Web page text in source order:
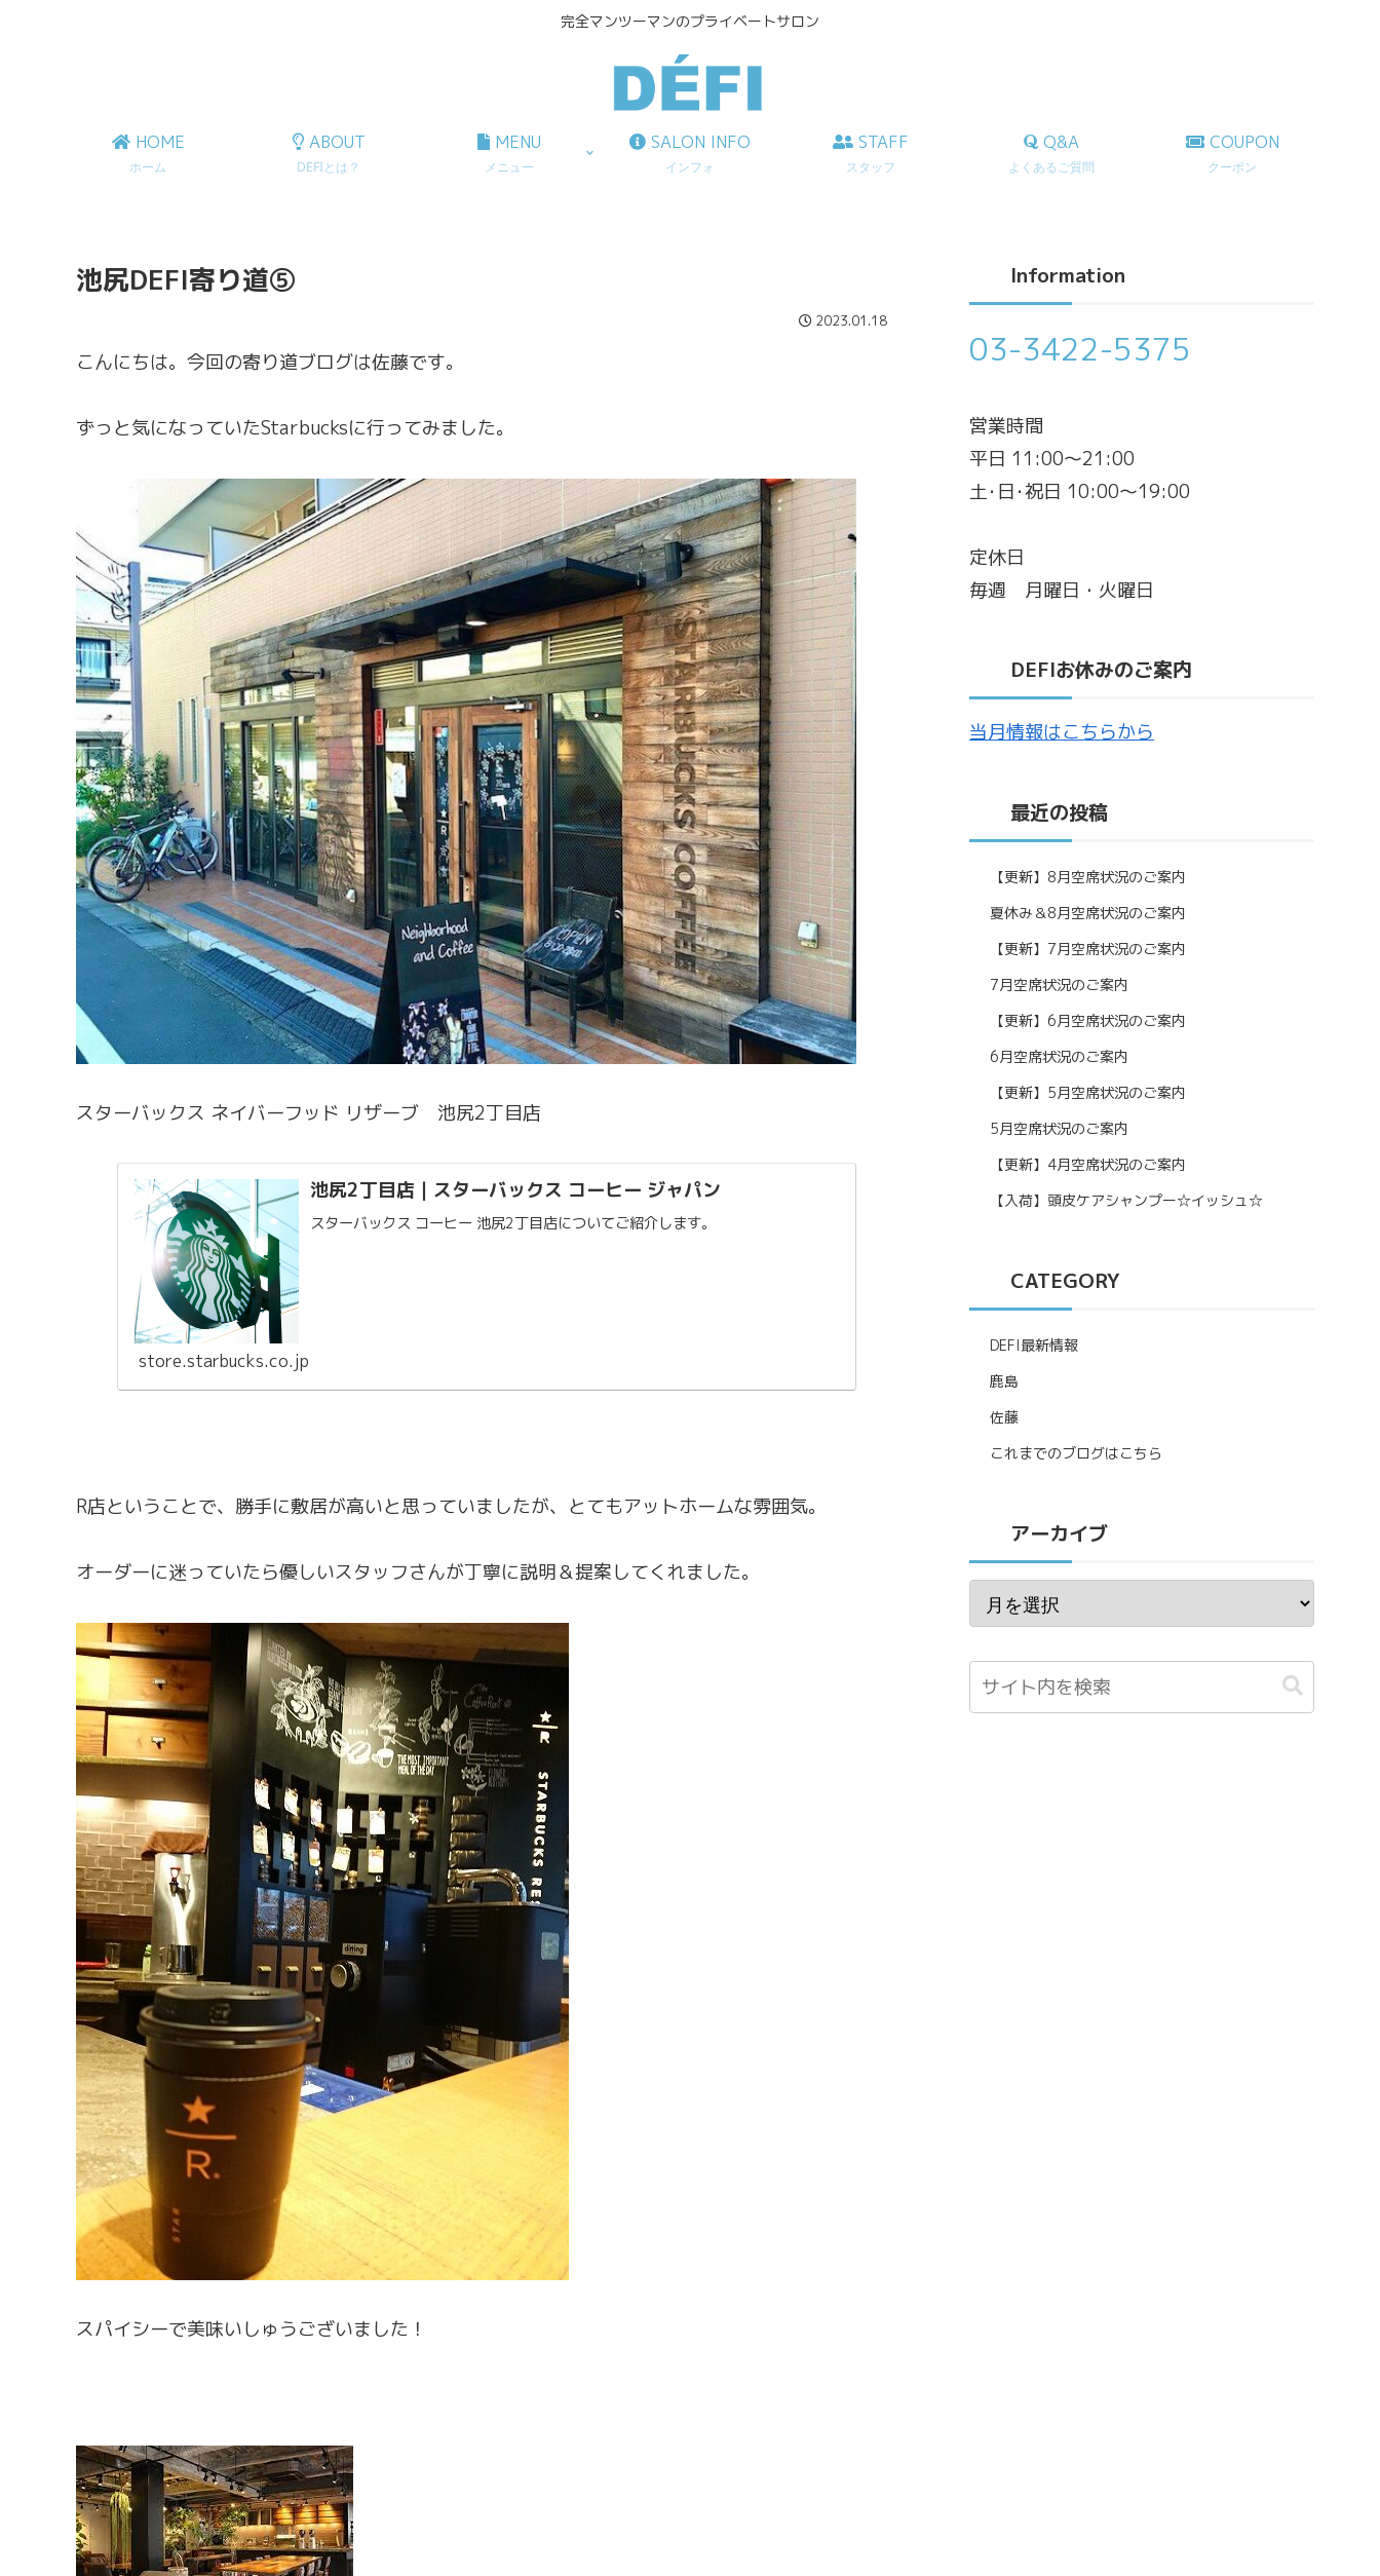
完全マンツーマンのプライベートサロン
HOME
ホーム
ABOUT
DEFIとは？
MENU
メニュー
SALON INFO
インフォ
STAFF
スタッフ
Q&A
よくあるご質問
COUPON
クーポン
池尻DEFI寄り道⑤
2023.01.18
こんにちは。今回の寄り道ブログは佐藤です。
ずっと気になっていたStarbucksに行ってみました。
スターバックス ネイバーフッド リザーブ 池尻2丁目店
池尻2丁目店｜スターバックス コーヒー ジャパン
スターバックス コーヒー 池尻2丁目店についてご紹介します。
store.starbucks.co.jp
R店ということで、勝手に敷居が高いと思っていましたが、とてもアットホームな雰囲気。
オーダーに迷っていたら優しいスタッフさんが丁寧に説明＆提案してくれました。
スパイシーで美味いしゅうございました！
Information
03-3422-5375
営業時間
平日 11:00～21:00
土･日･祝日 10:00～19:00
定休日
毎週 月曜日・火曜日
DEFIお休みのご案内
当月情報はこちらから
最近の投稿
【更新】8月空席状況のご案内
夏休み＆8月空席状況のご案内
【更新】7月空席状況のご案内
7月空席状況のご案内
【更新】6月空席状況のご案内
6月空席状況のご案内
【更新】5月空席状況のご案内
5月空席状況のご案内
【更新】4月空席状況のご案内
【入荷】頭皮ケアシャンプー☆イッシュ☆
CATEGORY
DEFI最新情報
鹿島
佐藤
これまでのブログはこちら
アーカイブ